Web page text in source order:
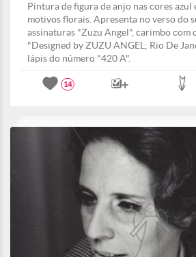
Pintura de figura de anjo nas cores azul
motivos florais. Apresenta no verso do
assinaturas "Zuzu Angel", carimbo com
"Designed by ZUZU ANGEL; Rio De
lápis do número "420 A".
14